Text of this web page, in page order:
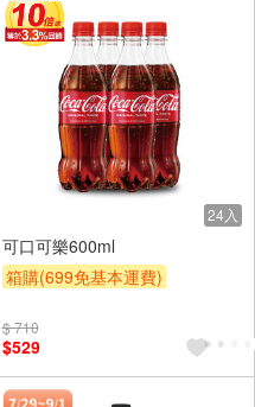
24入
可口可樂600ml
箱購(699免基本運費)
滿額9折
$ 710
$529